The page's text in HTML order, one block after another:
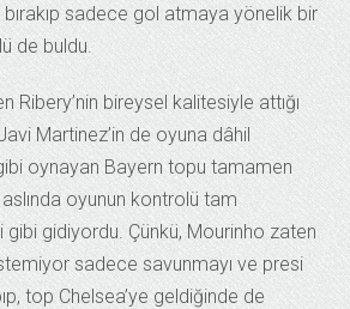
bırakıp sadece gol atmaya yönelik bir
de buldu.
Ribery’nin bireysel kalitesiyle attığı
Martinez’in de oyuna dâhil
oynayan Bayern topu tamamen
oyunun kontrolü tam
gibi gidiyordu. Çünkü, Mourinho zaten
sadece savunmayı ve presi
top Chelsea’ye geldiğinde de